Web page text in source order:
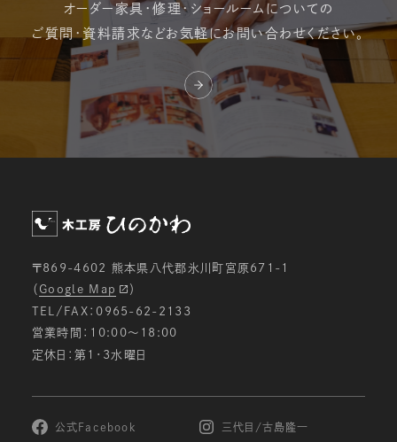
オーダー家具・修理・ ショールームについての
ご質問・資料請求などお気軽にお問い合わせください。
〒869-4602 熊本県八代郡氷川町宮原671-1
（ Google Map
）
TEL/FAX：0965-62-2133
営業時間：10:00〜18:00
定休日：第1・3水曜日
公式Facebook 三代目/古島隆一